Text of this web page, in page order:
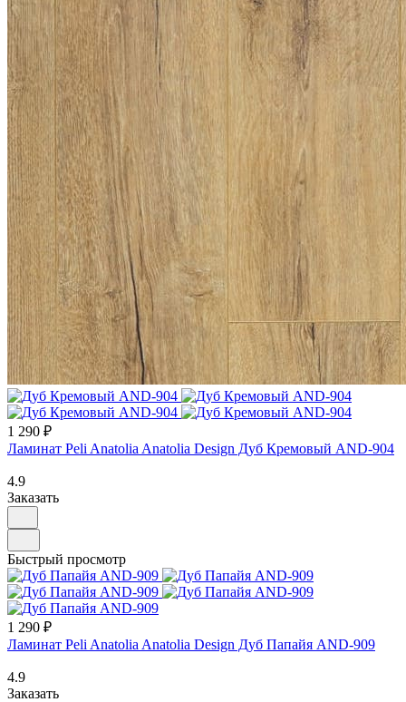
1 290 ₽
Ламинат Peli Anatolia Anatolia Design Дуб Кремовый AND-904
4.9
Заказать
Быстрый просмотр
1 290 ₽
Ламинат Peli Anatolia Anatolia Design Дуб Папайя AND-909
4.9
Заказать